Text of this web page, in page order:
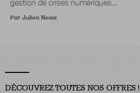
gestion de crises numériques...
Par Julien Nessi
DÉCOUVREZ TOUTES NOS OFFRES !